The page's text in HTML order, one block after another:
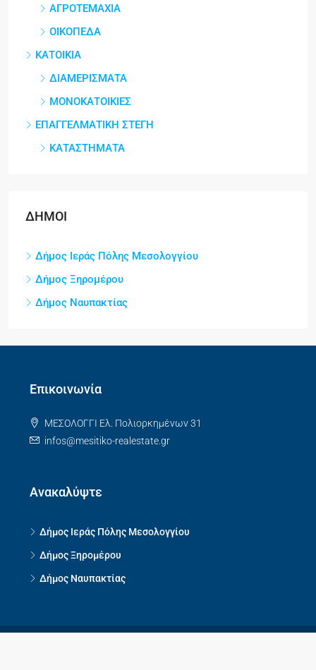
ΑΓΡΟΤΕΜΑΧΙΑ
ΟΙΚΟΠΕΔΑ
ΚΑΤΟΙΚΙΑ
ΔΙΑΜΕΡΙΣΜΑΤΑ
ΜΟΝΟΚΑΤΟΙΚΙΕΣ
ΕΠΑΓΓΕΛΜΑΤΙΚΗ ΣΤΕΓΗ
ΚΑΤΑΣΤΗΜΑΤΑ
ΔΗΜΟΙ
Δήμος Ιεράς Πόλης Μεσολογγίου
Δήμος Ξηρομέρου
Δήμος Ναυπακτίας
Επικοινωνία
ΜΕΣΟΛΟΓΓΙ Ελ. Πολιορκημένων 31
infos@mesitiko-realestate.gr
Ανακαλύψτε
Δήμος Ιεράς Πόλης Μεσολογγίου
Δήμος Ξηρομέρου
Δήμος Ναυπακτίας